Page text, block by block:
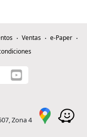
Ventas
e-Paper
Zona 4